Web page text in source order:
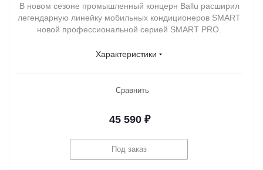
В новом сезоне промышленный концерн Ballu расширил
легендарную линейку мобильных кондиционеров SMART
новой профессиональной серией SMART PRO.
Характеристики
Сравнить
45 590₽
Под заказ